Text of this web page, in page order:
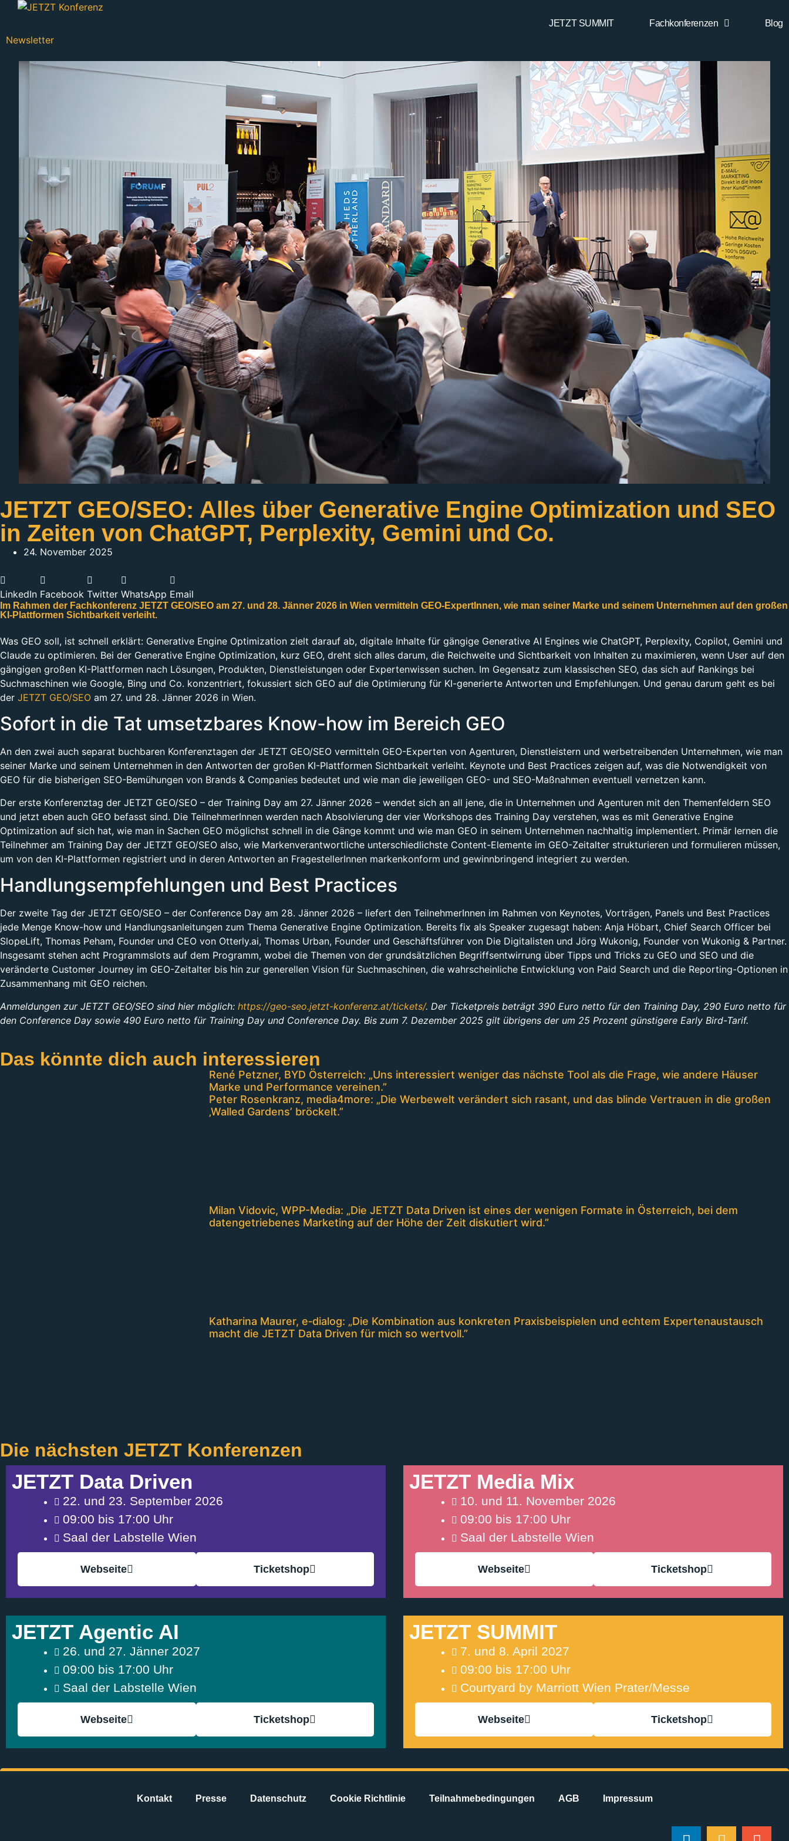
JETZT SUMMIT Fachkonferenzen Blog
Newsletter
JETZT GEO/SEO: Alles über Generative Engine Optimization und SEO
in Zeiten von ChatGPT, Perplexity, Gemini und Co.
24. November 2025
LinkedIn Facebook Twitter WhatsApp Email
Im Rahmen der Fachkonferenz JETZT GEO/SEO am 27. und 28. Jänner 2026 in Wien vermitteln GEO-ExpertInnen, wie man seiner Marke und seinem Unternehmen auf den großen
KI-Plattformen Sichtbarkeit verleiht.
Was GEO soll, ist schnell erklärt: Generative Engine Optimization zielt darauf ab, digitale Inhalte für gängige Generative AI Engines wie ChatGPT, Perplexity, Copilot, Gemini und
Claude zu optimieren. Bei der Generative Engine Optimization, kurz GEO, dreht sich alles darum, die Reichweite und Sichtbarkeit von Inhalten zu maximieren, wenn User auf den
gängigen großen KI-Plattformen nach Lösungen, Produkten, Dienstleistungen oder Expertenwissen suchen. Im Gegensatz zum klassischen SEO, das sich auf Rankings bei
Suchmaschinen wie Google, Bing und Co. konzentriert, fokussiert sich GEO auf die Optimierung für KI-generierte Antworten und Empfehlungen. Und genau darum geht es bei
der JETZT GEO/SEO am 27. und 28. Jänner 2026 in Wien.
Sofort in die Tat umsetzbares Know-how im Bereich GEO
An den zwei auch separat buchbaren Konferenztagen der JETZT GEO/SEO vermitteln GEO-Experten von Agenturen, Dienstleistern und werbetreibenden Unternehmen, wie man
seiner Marke und seinem Unternehmen in den Antworten der großen KI-Plattformen Sichtbarkeit verleiht. Keynote und Best Practices zeigen auf, was die Notwendigkeit von
GEO für die bisherigen SEO-Bemühungen von Brands & Companies bedeutet und wie man die jeweiligen GEO- und SEO-Maßnahmen eventuell vernetzen kann.
Der erste Konferenztag der JETZT GEO/SEO – der Training Day am 27. Jänner 2026 – wendet sich an all jene, die in Unternehmen und Agenturen mit den Themenfeldern SEO
und jetzt eben auch GEO befasst sind. Die TeilnehmerInnen werden nach Absolvierung der vier Workshops des Training Day verstehen, was es mit Generative Engine
Optimization auf sich hat, wie man in Sachen GEO möglichst schnell in die Gänge kommt und wie man GEO in seinem Unternehmen nachhaltig implementiert. Primär lernen die
Teilnehmer am Training Day der JETZT GEO/SEO also, wie Markenverantwortliche unterschiedlichste Content-Elemente im GEO-Zeitalter strukturieren und formulieren müssen,
um von den KI-Plattformen registriert und in deren Antworten an FragestellerInnen markenkonform und gewinnbringend integriert zu werden.
Handlungsempfehlungen und Best Practices
Der zweite Tag der JETZT GEO/SEO – der Conference Day am 28. Jänner 2026 – liefert den TeilnehmerInnen im Rahmen von Keynotes, Vorträgen, Panels und Best Practices
jede Menge Know-how und Handlungsanleitungen zum Thema Generative Engine Optimization. Bereits fix als Speaker zugesagt haben: Anja Höbart, Chief Search Officer bei
SlopeLift, Thomas Peham, Founder und CEO von Otterly.ai, Thomas Urban, Founder und Geschäftsführer von Die Digitalisten und Jörg Wukonig, Founder von Wukonig & Partner.
Insgesamt stehen acht Programmslots auf dem Programm, wobei die Themen von der grundsätzlichen Begriffsentwirrung über Tipps und Tricks zu GEO und SEO und die
veränderte Customer Journey im GEO-Zeitalter bis hin zur generellen Vision für Suchmaschinen, die wahrscheinliche Entwicklung von Paid Search und die Reporting-Optionen in
Zusammenhang mit GEO reichen.
Anmeldungen zur JETZT GEO/SEO sind hier möglich: https://geo-seo.jetzt-konferenz.at/tickets/. Der Ticketpreis beträgt 390 Euro netto für den Training Day, 290 Euro netto für
den Conference Day sowie 490 Euro netto für Training Day und Conference Day. Bis zum 7. Dezember 2025 gilt übrigens der um 25 Prozent günstigere Early Bird-Tarif.
Das könnte dich auch interessieren
René Petzner, BYD Österreich: „Uns interessiert weniger das nächste Tool als die Frage, wie andere Häuser
Marke und Performance vereinen.”
Peter Rosenkranz, media4more: „Die Werbewelt verändert sich rasant, und das blinde Vertrauen in die großen
‚Walled Gardens’ bröckelt.”
Milan Vidovic, WPP-Media: „Die JETZT Data Driven ist eines der wenigen Formate in Österreich, bei dem
datengetriebenes Marketing auf der Höhe der Zeit diskutiert wird.”
Katharina Maurer, e‑dialog: „Die Kombination aus konkreten Praxisbeispielen und echtem Expertenaustausch
macht die JETZT Data Driven für mich so wertvoll.”
Die nächsten JETZT Konferenzen
JETZT Data Driven
22. und 23. September 2026
09:00 bis 17:00 Uhr
Saal der Labstelle Wien
Webseite Ticketshop
JETZT Media Mix
10. und 11. November 2026
09:00 bis 17:00 Uhr
Saal der Labstelle Wien
Webseite Ticketshop
JETZT Agentic AI
26. und 27. Jänner 2027
09:00 bis 17:00 Uhr
Saal der Labstelle Wien
Webseite Ticketshop
JETZT SUMMIT
7. und 8. April 2027
09:00 bis 17:00 Uhr
Courtyard by Marriott Wien Prater/Messe
Webseite Ticketshop
Kontakt Presse Datenschutz Cookie Richtlinie Teilnahmebedingungen AGB Impressum